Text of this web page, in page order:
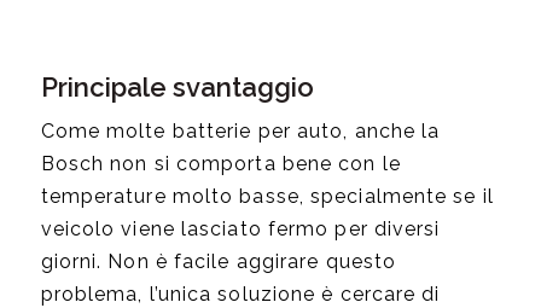
Principale svantaggio
Come molte batterie per auto, anche la
Bosch non si comporta bene con le
temperature molto basse, specialmente se il
veicolo viene lasciato fermo per diversi
giorni. Non è facile aggirare questo
problema, l’unica soluzione è cercare di